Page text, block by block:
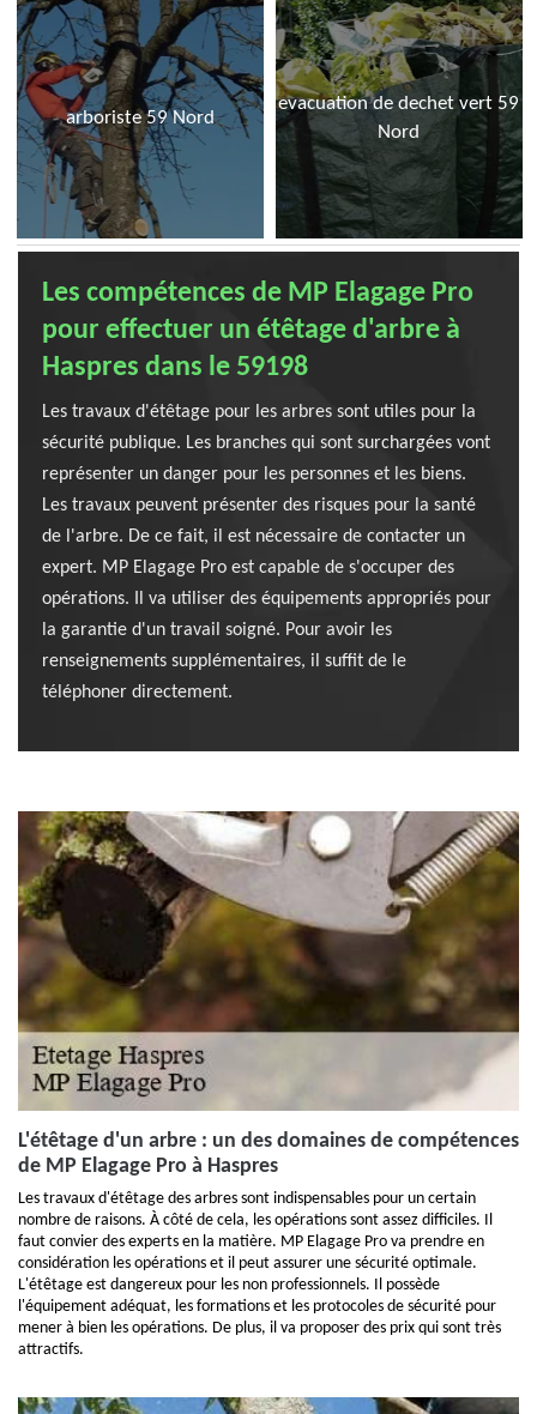
arboriste 59 Nord
evacuation de dechet vert 59
Nord
Les compétences de MP Elagage Pro
pour effectuer un étêtage d'arbre à
Haspres dans le 59198
Les travaux d'étêtage pour les arbres sont utiles pour la
sécurité publique. Les branches qui sont surchargées vont
représenter un danger pour les personnes et les biens.
Les travaux peuvent présenter des risques pour la santé
de l'arbre. De ce fait, il est nécessaire de contacter un
expert. MP Elagage Pro est capable de s'occuper des
opérations. Il va utiliser des équipements appropriés pour
la garantie d'un travail soigné. Pour avoir les
renseignements supplémentaires, il suffit de le
téléphoner directement.
L'étêtage d'un arbre : un des domaines de compétences
de MP Elagage Pro à Haspres
Les travaux d'étêtage des arbres sont indispensables pour un certain
nombre de raisons. À côté de cela, les opérations sont assez difficiles. Il
faut convier des experts en la matière. MP Elagage Pro va prendre en
considération les opérations et il peut assurer une sécurité optimale.
L'étêtage est dangereux pour les non professionnels. Il possède
l'équipement adéquat, les formations et les protocoles de sécurité pour
mener à bien les opérations. De plus, il va proposer des prix qui sont très
attractifs.